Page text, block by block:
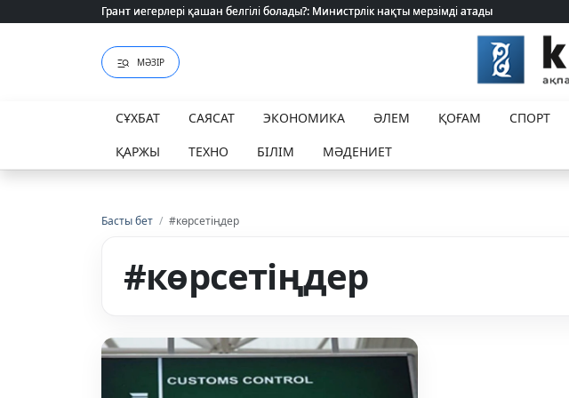
Грант иегерлері қашан белгілі болады?: Министрлік нақты мерзімді атады
Грант иегерлері қашан белгілі болады?: Министрлік нақты мерзімді атады
МӘЗІР
СҰХБАТ САЯСАТ ЭКОНОМИКА ӘЛЕМ ҚОҒАМ СПОРТ
ҚАРЖЫ
ТЕХНО БІЛІМ МӘДЕНИЕТ
Басты бет / #көрсетіңдер
#көрсетіңдер